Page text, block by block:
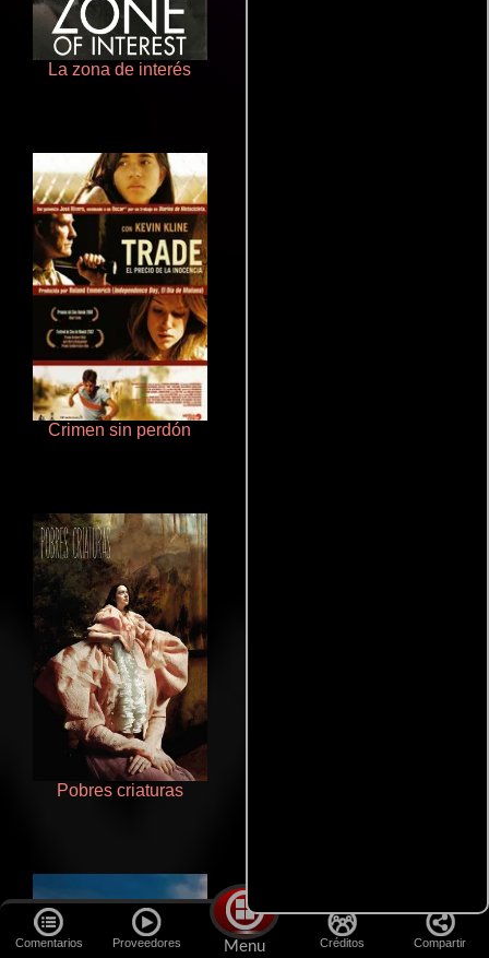
Comentarios Proveedores Menu Créditos Compartir
La zona de interés
Crimen sin perdón
Pobres criaturas